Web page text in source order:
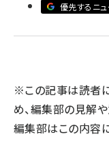
note
meo (1277)
llmo (1166)
優先するニ
※この記事は読者
め、編集部の見解
編集部はこの内容